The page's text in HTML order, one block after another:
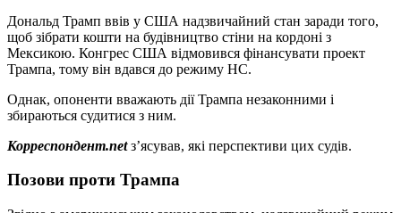
Дональд Трамп ввів у США надзвичайний стан заради того,
щоб зібрати кошти на будівництво стіни на кордоні з
Мексикою. Конгрес США відмовився фінансувати проект
Трампа, тому він вдався до режиму НС.
Однак, опоненти вважають дії Трампа незаконними і
збираються судитися з ним.
Корреспондент.netз’ясував, які перспективи цих судів.
Позови проти Трампа